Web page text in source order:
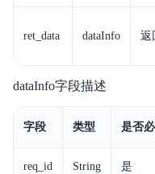
ret_data dataInfo 返
dataInfo字段描述
字段 类型 是否
req_id String 是